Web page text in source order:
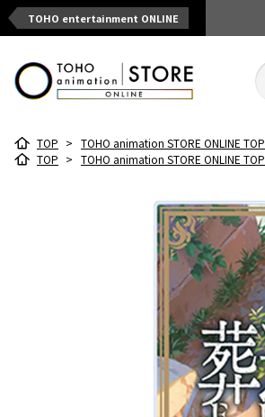
TOHO entertainment ONLINE
TOP > TOHO animation STORE ONLINE TOP
TOP > TOHO animation STORE ONLINE TOP